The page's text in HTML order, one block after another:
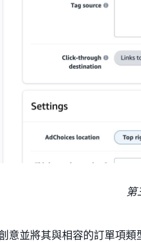
第
意並將其與相容的訂單項